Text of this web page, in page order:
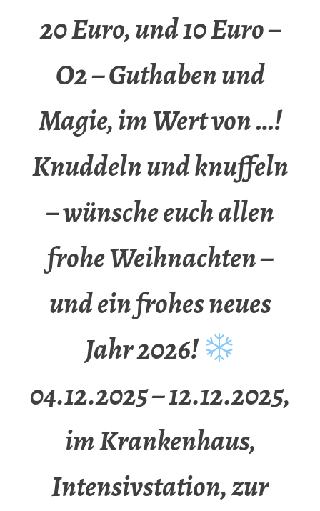
20 Euro, und 10 Euro –
O2 – Guthaben und
Magie, im Wert von …!
Knuddeln und knuffeln
– wünsche euch allen
frohe Weihnachten –
und ein frohes neues
Jahr 2026!
04.12.2025 – 12.12.2025,
im Krankenhaus,
Intensivstation, zur